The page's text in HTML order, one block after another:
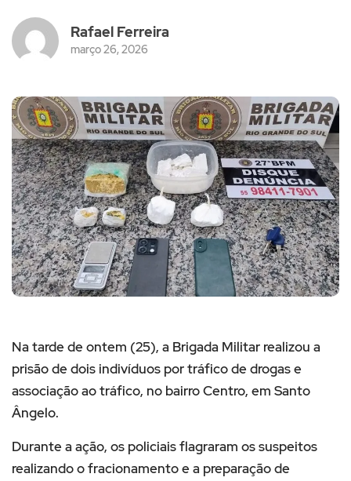
Rafael Ferreira
março 26, 2026
Na tarde de ontem (25), a Brigada Militar realizou a
prisão de dois indivíduos por tráfico de drogas e
associação ao tráfico, no bairro Centro, em Santo
Ângelo.
Durante a ação, os policiais flagraram os suspeitos
realizando o fracionamento e a preparação de